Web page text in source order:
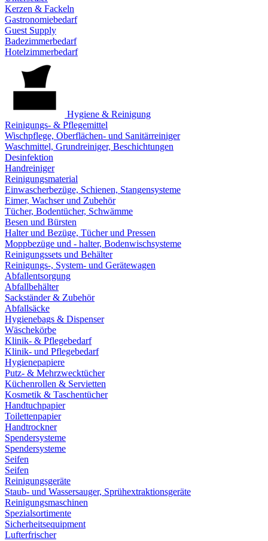
Kerzen & Fackeln
Gastronomiebedarf
Guest Supply
Badezimmerbedarf
Hotelzimmerbedarf
Hygiene & Reinigung
Reinigungs- & Pflegemittel
Wischpflege, Oberflächen- und Sanitärreiniger
Waschmittel, Grundreiniger, Beschichtungen
Desinfektion
Handreiniger
Reinigungsmaterial
Einwascherbezüge, Schienen, Stangensysteme
Eimer, Wachser und Zubehör
Tücher, Bodentücher, Schwämme
Besen und Bürsten
Halter und Bezüge, Tücher und Pressen
Moppbezüge und - halter, Bodenwischsysteme
Reinigungssets und Behälter
Reinigungs-, System- und Gerätewagen
Abfallentsorgung
Abfallbehälter
Sackständer & Zubehör
Abfallsäcke
Hygienebags & Dispenser
Wäschekörbe
Klinik- & Pflegebedarf
Klinik- und Pflegebedarf
Hygienepapiere
Putz- & Mehrzwecktücher
Küchenrollen & Servietten
Kosmetik & Taschentücher
Handtuchpapier
Toilettenpapier
Handtrockner
Spendersysteme
Spendersysteme
Seifen
Seifen
Reinigungsgeräte
Staub- und Wassersauger, Sprühextraktionsgeräte
Reinigungsmaschinen
Spezialsortimente
Sicherheitsequipment
Lufterfrischer